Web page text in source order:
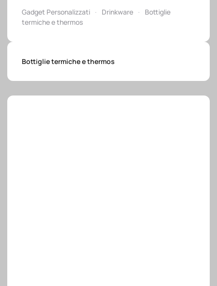
Gadget Personalizzati Drinkware
Bottiglie
termiche e thermos
Bottiglie termiche e thermos